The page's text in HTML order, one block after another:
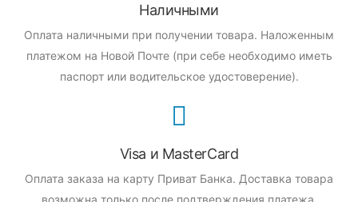
Наличными
Оплата наличными при получении товара. Наложенным
платежом на Новой Почте (при себе необходимо иметь
паспорт или водительское удостоверение).
Visa и MasterCard
Оплата заказа на карту Приват Банка. Доставка товара
возможна только после подтверждения платежа.